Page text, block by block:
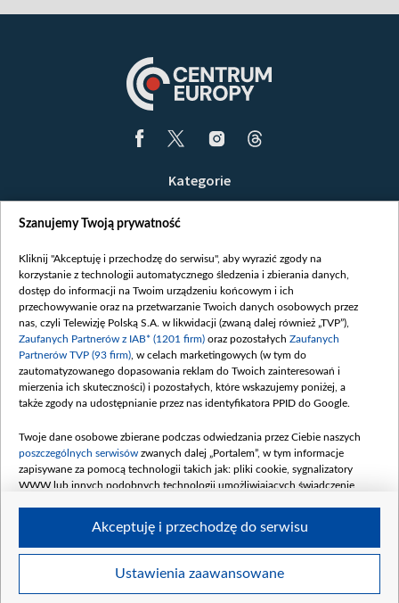
Kategorie
Opinie
Białoruś / Polska
Czytelnia
Centrum Europy
O nas
Kontakt
Informacje o nadawcy
Serwisy partnerskie
belsat.eu
slava.tv
tvpworld.com
vot-tak.tv
Moje zgody
Szanujemy Twoją prywatność
Kliknij "Akceptuję i przechodzę do serwisu", aby wyrazić zgody na
korzystanie z technologii automatycznego śledzenia i zbierania danych,
dostęp do informacji na Twoim urządzeniu końcowym i ich
przechowywanie oraz na przetwarzanie Twoich danych osobowych przez
nas, czyli Telewizję Polską S.A. w likwidacji (zwaną dalej również „TVP”),
Zaufanych Partnerów z IAB* (1201 firm) oraz pozostałych Zaufanych
Partnerów TVP (93 firm) , w celach marketingowych (w tym do
zautomatyzowanego dopasowania reklam do Twoich zainteresowań i
mierzenia ich skuteczności) i pozostałych, które wskazujemy poniżej, a
także zgody na udostępnianie przez nas identyfikatora PPID do Google.
Twoje dane osobowe zbierane podczas odwiedzania przez Ciebie naszych
poszczególnych serwisów zwanych dalej „Portalem”, w tym informacje
zapisywane za pomocą technologii takich jak: pliki cookie, sygnalizatory
WWW lub innych podobnych technologii umożliwiających świadczenie
Twoje dane osobowe zbierane podczas odwiedzania przez Ciebie
Ustawienia zaawansowane
Akceptuję i przechodzę do serwisu